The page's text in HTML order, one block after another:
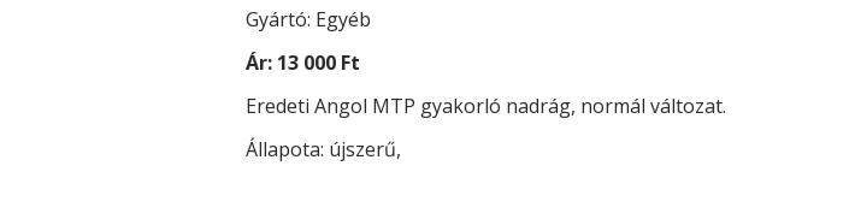
Gyártó: Egyéb
Ár: 13 000 Ft
Eredeti Angol MTP gyakorló nadrág, normál változat.
Állapota: újszerű,